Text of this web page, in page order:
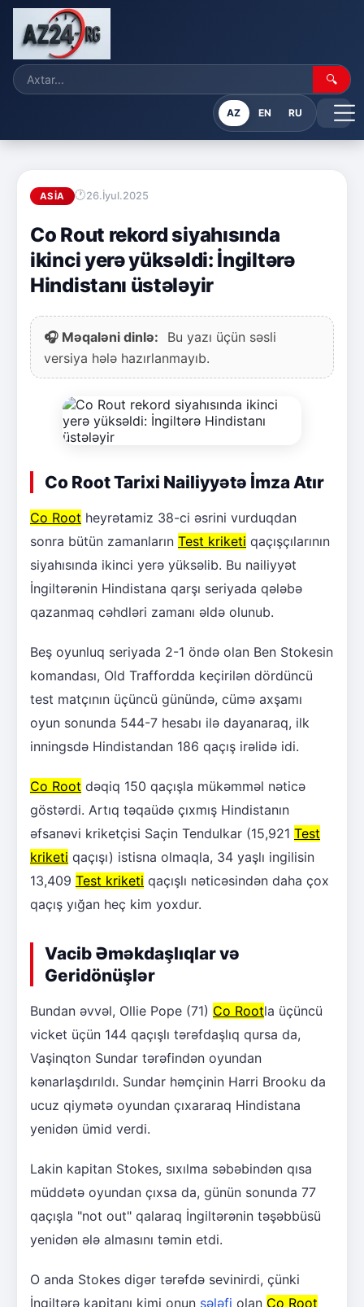
🔍
AZ EN RU
ASIA 26.İyul.2025
Co Rout rekord siyahısında
ikinci yerə yüksəldi: İngiltərə
Hindistanı üstələyir
🎧 Məqaləni dinlə:
Bu yazı üçün səsli
versiya hələ hazırlanmayıb.
Co Root Tarixi Nailiyyətə İmza Atır
Co Root heyrətamiz 38-ci əsrini vurduqdan
sonra bütün zamanların Test kriketi qaçışçılarının
siyahısında ikinci yerə yüksəlib. Bu nailiyyət
İngiltərənin Hindistana qarşı seriyada qələbə
qazanmaq cəhdləri zamanı əldə olunub.
Beş oyunluq seriyada 2-1 öndə olan Ben Stokesin
komandası, Old Traffordda keçirilən dördüncü
test matçının üçüncü günündə, cümə axşamı
oyun sonunda 544-7 hesabı ilə dayanaraq, ilk
inningsdə Hindistandan 186 qaçış irəlidə idi.
Co Root dəqiq 150 qaçışla mükəmməl nəticə
göstərdi. Artıq təqaüdə çıxmış Hindistanın
əfsanəvi kriketçisi Saçin Tendulkar (15,921 Test
kriketi qaçışı) istisna olmaqla, 34 yaşlı ingilisin
13,409 Test kriketi qaçışlı nəticəsindən daha çox
qaçış yığan heç kim yoxdur.
Vacib Əməkdaşlıqlar və
Geridönüşlər
Bundan əvvəl, Ollie Pope (71) Co Rootla üçüncü
vicket üçün 144 qaçışlı tərəfdaşlıq qursa da,
Vaşinqton Sundar tərəfindən oyundan
kənarlaşdırıldı. Sundar həmçinin Harri Brooku da
ucuz qiymətə oyundan çıxararaq Hindistana
yenidən ümid verdi.
Lakin kapitan Stokes, sıxılma səbəbindən qısa
müddətə oyundan çıxsa da, günün sonunda 77
qaçışla "not out" qalaraq İngiltərənin təşəbbüsü
yenidən ələ almasını təmin etdi.
O anda Stokes digər tərəfdə sevinirdi, çünki
İngiltərə kapitanı kimi onun sələfi olan Co Root